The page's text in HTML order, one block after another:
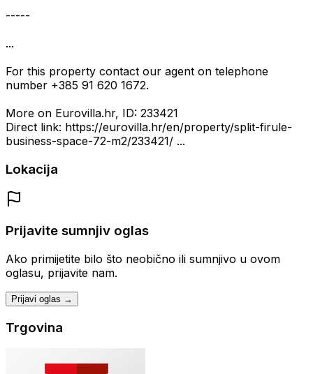
-----
...
For this property contact our agent on telephone
number +385 91 620 1672.
More on Eurovilla.hr, ID: 233421
Direct link: https://eurovilla.hr/en/property/split-firule-
business-space-72-m2/233421/ ...
Lokacija
Prijavite sumnjiv oglas
Ako primijetite bilo što neobično ili sumnjivo u ovom
oglasu, prijavite nam.
Prijavi oglas →
Trgovina